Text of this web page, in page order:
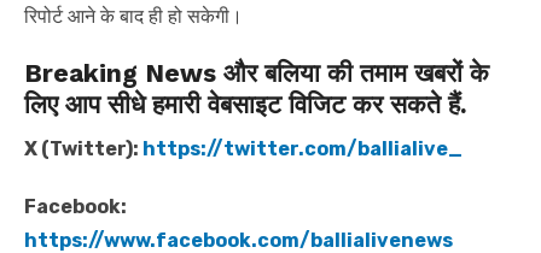
रिपोर्ट आने के बाद ही हो सकेगी।
Breaking News और बलिया की तमाम खबरों के
लिए आप सीधे हमारी वेबसाइट विजिट कर सकते हैं.
X (Twitter): https://twitter.com/ballialive_
Facebook:
https://www.facebook.com/ballialivenews